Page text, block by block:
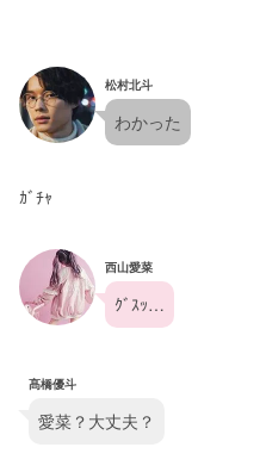
松村北斗
わかった
ｶﾞﾁｬ
西山愛菜
ｸﾞｽｯ…
髙橋優斗
愛菜？大丈夫？